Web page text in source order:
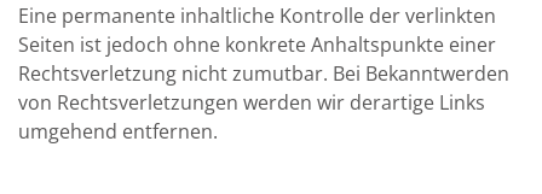
Eine permanente inhaltliche Kontrolle der verlinkten
Seiten ist jedoch ohne konkrete Anhaltspunkte einer
Rechtsverletzung nicht zumutbar. Bei Bekanntwerden
von Rechtsverletzungen werden wir derartige Links
umgehend entfernen.